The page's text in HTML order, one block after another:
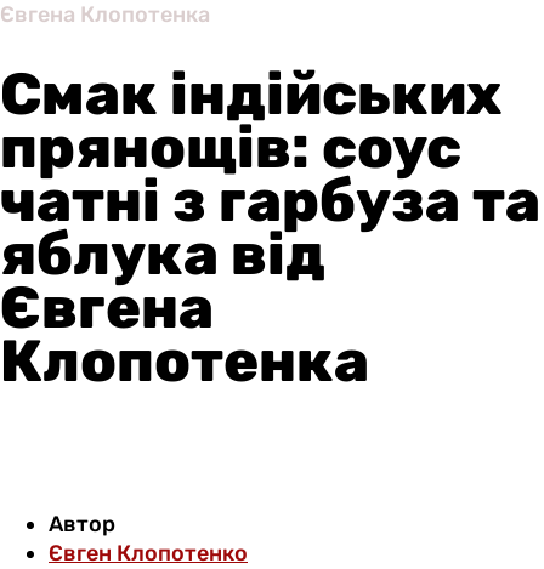
Євгена Клопотенка
Смак індійських
прянощів: соус
чатні з гарбуза та
яблука від
Євгена
Клопотенка
Автор
Євген Клопотенко